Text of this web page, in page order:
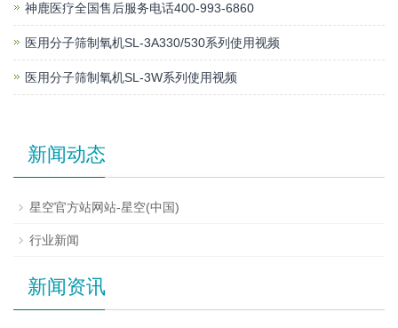
神鹿医疗全国售后服务电话400-993-6860
医用分子筛制氧机SL-3A330/530系列使用视频
医用分子筛制氧机SL-3W系列使用视频
新闻动态
星空官方站网站-星空(中国)
行业新闻
新闻资讯